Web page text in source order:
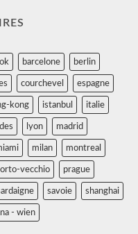
barcelone berlin
courchevel espagne
kong istanbul italie
lyon madrid
milan montreal
vecchio prague
savoie shanghai
- wien